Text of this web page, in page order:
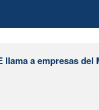
a empresas